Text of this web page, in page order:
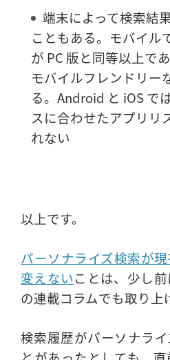
端末によって検索結
こともある。モバイル
が PC 版と同等以上で
モバイルフレンドリー
る。Android と iOS で
スに合わせたアプリリ
れない
以上です。
パーソナライズ検索が
変えないことは、少し
の連載コラムでも取り上
検索履歴がパーソナラ